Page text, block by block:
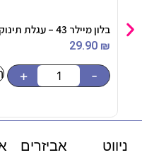
בלון מיילר 43 – עגלת תינוקת
29.90 ₪
-
+
ניווט
אביזרים